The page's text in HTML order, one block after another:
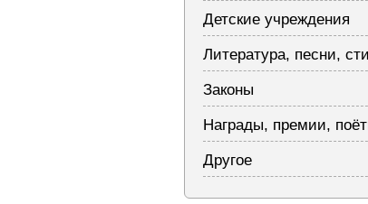
Детские учреждения
Литература, песни,
Законы
Награды, премии,
Другое